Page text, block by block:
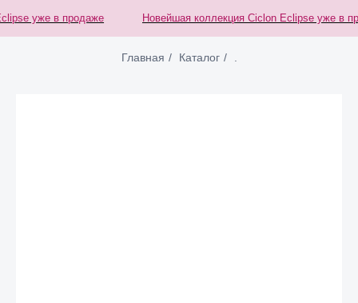
уже в продаже Новейшая коллекция Ciclon Eclipse уже в
Главная / Каталог /